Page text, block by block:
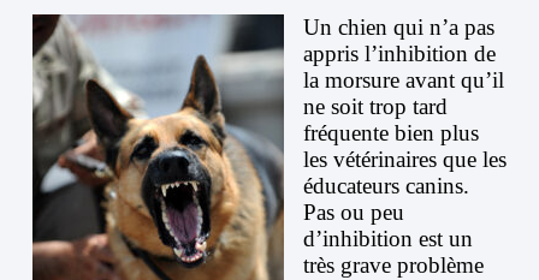
Un chien qui n’a pas
appris l’inhibition de
la morsure avant qu’il
ne soit trop tard
fréquente bien plus
les vétérinaires que les
éducateurs canins.
Pas ou peu
d’inhibition est un
très grave problème